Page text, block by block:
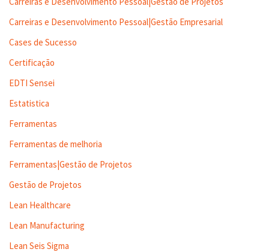
Carreiras e Desenvolvimento Pessoal|Gestão Empresarial
Cases de Sucesso
Certificação
EDTI Sensei
Estatistica
Ferramentas
Ferramentas de melhoria
Ferramentas|Gestão de Projetos
Gestão de Projetos
Lean Healthcare
Lean Manufacturing
Lean Seis Sigma